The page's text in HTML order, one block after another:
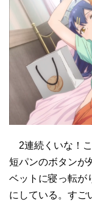
2連続くいな！
短パンのボタンが
ベットに寝っ転が
にしている。すご